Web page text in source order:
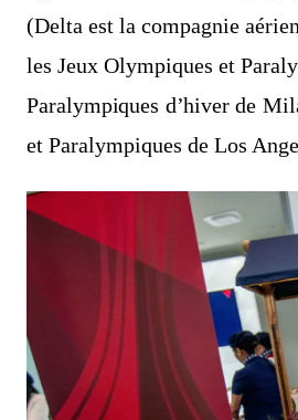
(Delta est la compagnie
les Jeux Olympiques et
Paralympiques d’hiver de
et Paralympiques de Los